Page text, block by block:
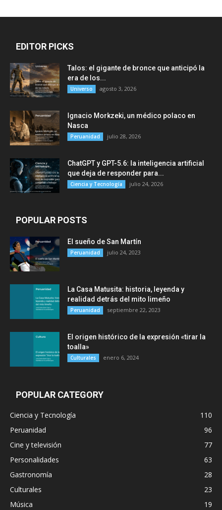
EDITOR PICKS
Talos: el gigante de bronce que anticipó la
era de los...
Universo agosto 3, 2026
Ignacio Morkzeki, un médico polaco en
Nasca
Peruanidad julio 28, 2026
ChatGPT y GPT-5.6: la inteligencia artificial
que deja de responder para...
Ciencia y Tecnología julio 24, 2026
POPULAR POSTS
El sueño de San Martín
Peruanidad julio 24, 2023
La Casa Matusita: historia, leyenda y
realidad detrás del mito limeño
Peruanidad septiembre 22, 2023
El origen histórico de la expresión «tirar la
toalla»
Culturales enero 6, 2024
POPULAR CATEGORY
Ciencia y Tecnología
110
Peruanidad
96
Cine y televisión
77
Personalidades
63
Gastronomía
28
Culturales
23
Música
19